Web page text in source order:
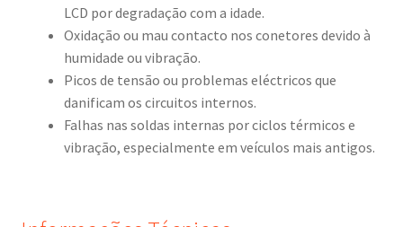
LCD por degradação com a idade.
Oxidação ou mau contacto nos conetores devido à
humidade ou vibração.
Picos de tensão ou problemas eléctricos que
danificam os circuitos internos.
Falhas nas soldas internas por ciclos térmicos e
vibração, especialmente em veículos mais antigos.